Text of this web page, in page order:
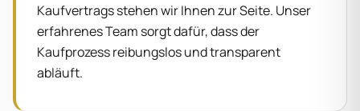
Kaufvertrags stehen wir Ihnen zur Seite. Unser
erfahrenes Team sorgt dafür, dass der
Kaufprozess reibungslos und transparent
abläuft.